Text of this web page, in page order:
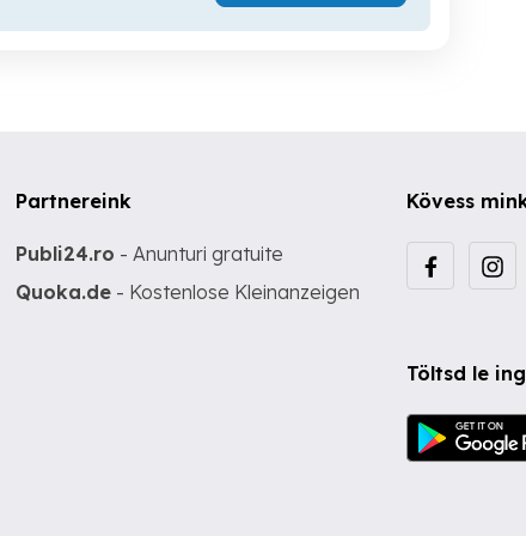
Partnereink
Publi24.ro - Anunturi gratuite
Quoka.de - Kostenlose Kleinanzeigen
Kövess
Töltsd le